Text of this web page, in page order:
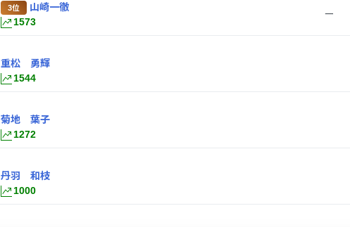
3位
山崎一徹
1573
ー
重松 勇輝
1544
菊地 葉子
1272
丹羽 和枝
1000